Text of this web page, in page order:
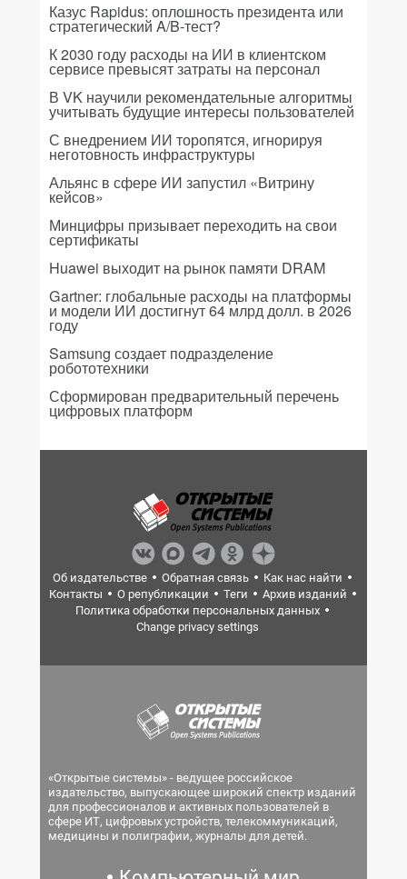
Казус Rapidus: оплошность президента или
стратегический A/B-тест?
К 2030 году расходы на ИИ в клиентском
сервисе превысят затраты на персонал
В VK научили рекомендательные алгоритмы
учитывать будущие интересы пользователей
С внедрением ИИ торопятся, игнорируя
неготовность инфраструктуры
Альянс в сфере ИИ запустил «Витрину
кейсов»
Минцифры призывает переходить на свои
сертификаты
Huawei выходит на рынок памяти DRAM
Gartner: глобальные расходы на платформы
и модели ИИ достигнут 64 млрд долл. в 2026
году
Samsung создает подразделение
робототехники
Сформирован предварительный перечень
цифровых платформ
Об издательстве Обратная связь
Как нас найти
Контакты
О републикации Теги
Архив изданий
Политика обработки персональных данных
Change privacy settings
«Открытые системы» - ведущее российское
издательство, выпускающее широкий спектр изданий
для профессионалов и активных пользователей в
сфере ИТ, цифровых устройств, телекоммуникаций,
медицины и полиграфии, журналы для детей.